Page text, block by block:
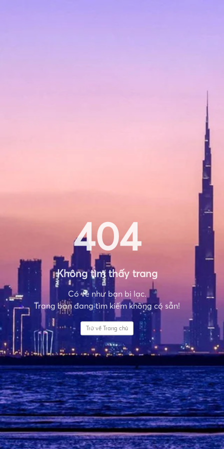
404
Không tìm thấy trang
Có vẻ như bạn bị lạc.
Trang bạn đang tìm kiếm không có sẵn!
Trở về Trang chủ